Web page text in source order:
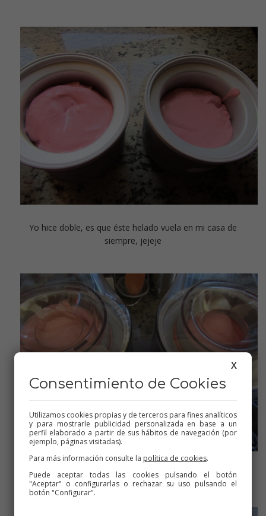
Yo hice doble, es que éste helado vuela en mi casa de
siempre, jejeje
Heladera en pleno funcionamiento, jejeje
X
Consentimiento de Cookies
Utilizamos cookies propias y de terceros para fines analíticos
y para mostrarle publicidad personalizada en base a un
perfil elaborado a partir de sus hábitos de navegación (por
ejemplo, páginas visitadas).
Para más información consulte la política de cookies.
Puede aceptar todas las cookies pulsando el botón
"Aceptar" o configurarlas o rechazar su uso pulsando el
botón "Configurar".